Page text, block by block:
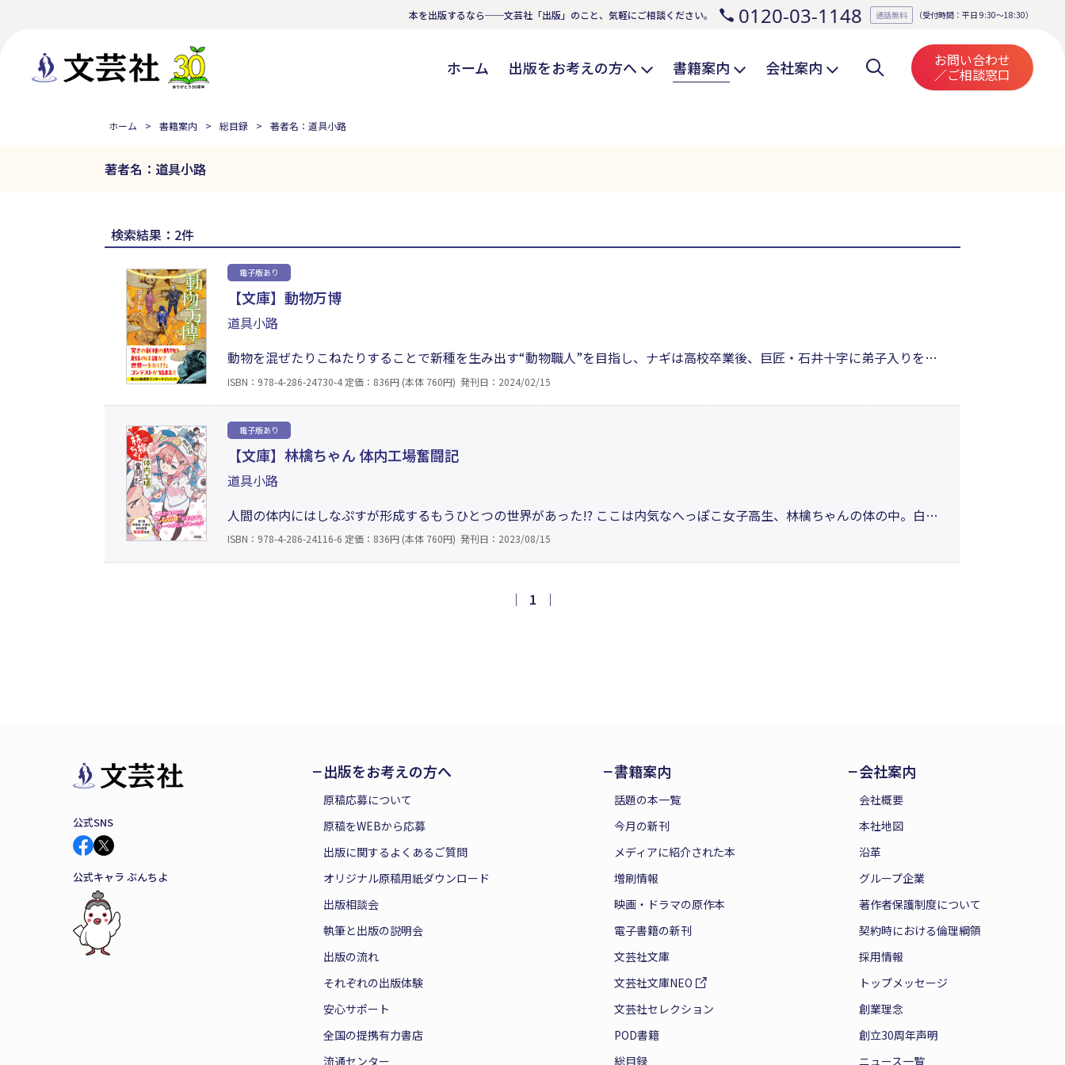
本を出版するなら──文芸社「出版」のこと、気軽にご相談ください。 0120-03-1148 通話無料 （受付時間：平日 9:30～18:30）
ホーム 出版をお考えの方へ 書籍案内 会社案内 お問い合わせ
／ご相談窓口
ホーム 書籍案内 総目録 著者名：道具小路
著者名：道具小路
検索結果：2件
電子版あり
【文庫】動物万博
道具小路
動物を混ぜたりこねたりすることで新種を生み出す“動物職人”を目指し、ナギは高校卒業後、巨匠・石井十字に弟子入りをす
る。翌年に開催される動物の祭典、万国動物博覧会。その最終日に行われるコンテストで優勝し、実家の林檎農園を救うの
だ。ところがそこへ、ナギを誘惑する悪魔のささやきが…。ナギは賞金を獲得し、母を守ることができるのか？ 極上の新感覚
エンターテインメント！
ISBN：978-4-286-24730-4 定価：836円 (本体 760円) 発刊日：2024/02/15
電子版あり
【文庫】林檎ちゃん 体内工場奮闘記
道具小路
人間の体内にはしなぷすが形成するもうひとつの世界があった!? ここは内気なへっぽこ女子高生、林檎ちゃんの体の中。白血
球部署で働くいろりは、母体の林檎ちゃんが健康で文化的な最低限度の生活を送るため、日夜奮闘している。中間テスト、イ
ンフルエンザ、初めての恋…次々と迫り来る難敵に、しなぷす達は打ち勝つことができるのか!? 第7回草思社・文芸社W出版
ISBN：978-4-286-24116-6 定価：836円 (本体 760円) 発刊日：2023/08/15
｜ 1 ｜
公式SNS
公式キャラ ぶんちよ
出版をお考えの方へ
原稿応募について
原稿をWEBから応募
出版に関するよくあるご質問
オリジナル原稿用紙ダウンロード
出版相談会
執筆と出版の説明会
出版の流れ
それぞれの出版体験
安心サポート
全国の提携有力書店
流通センター
書籍案内
話題の本一覧
今月の新刊
メディアに紹介された本
増刷情報
映画・ドラマの原作本
電子書籍の新刊
文芸社文庫
文芸社文庫NEO
文芸社セレクション
POD書籍
総目録
会社案内
会社概要
本社地図
沿革
グループ企業
著作者保護制度について
契約時における倫理綱領
採用情報
トップメッセージ
創業理念
創立30周年声明
ニュース一覧